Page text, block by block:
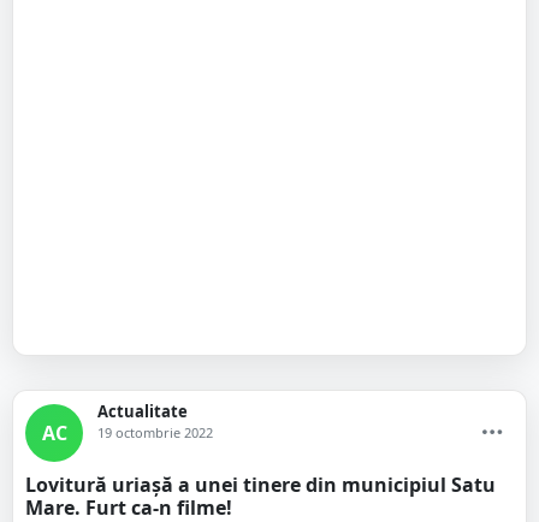
AC
Actualitate
19 octombrie 2022
Lovitură uriașă a unei tinere din municipiul Satu
Mare. Furt ca-n filme!